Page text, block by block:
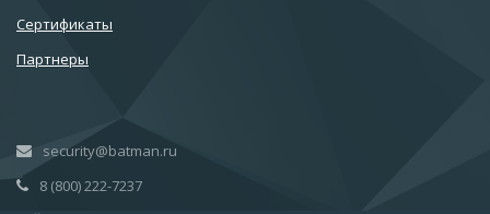
Сертификаты
Партнеры
security@batman.ru
8 (800) 222-7237